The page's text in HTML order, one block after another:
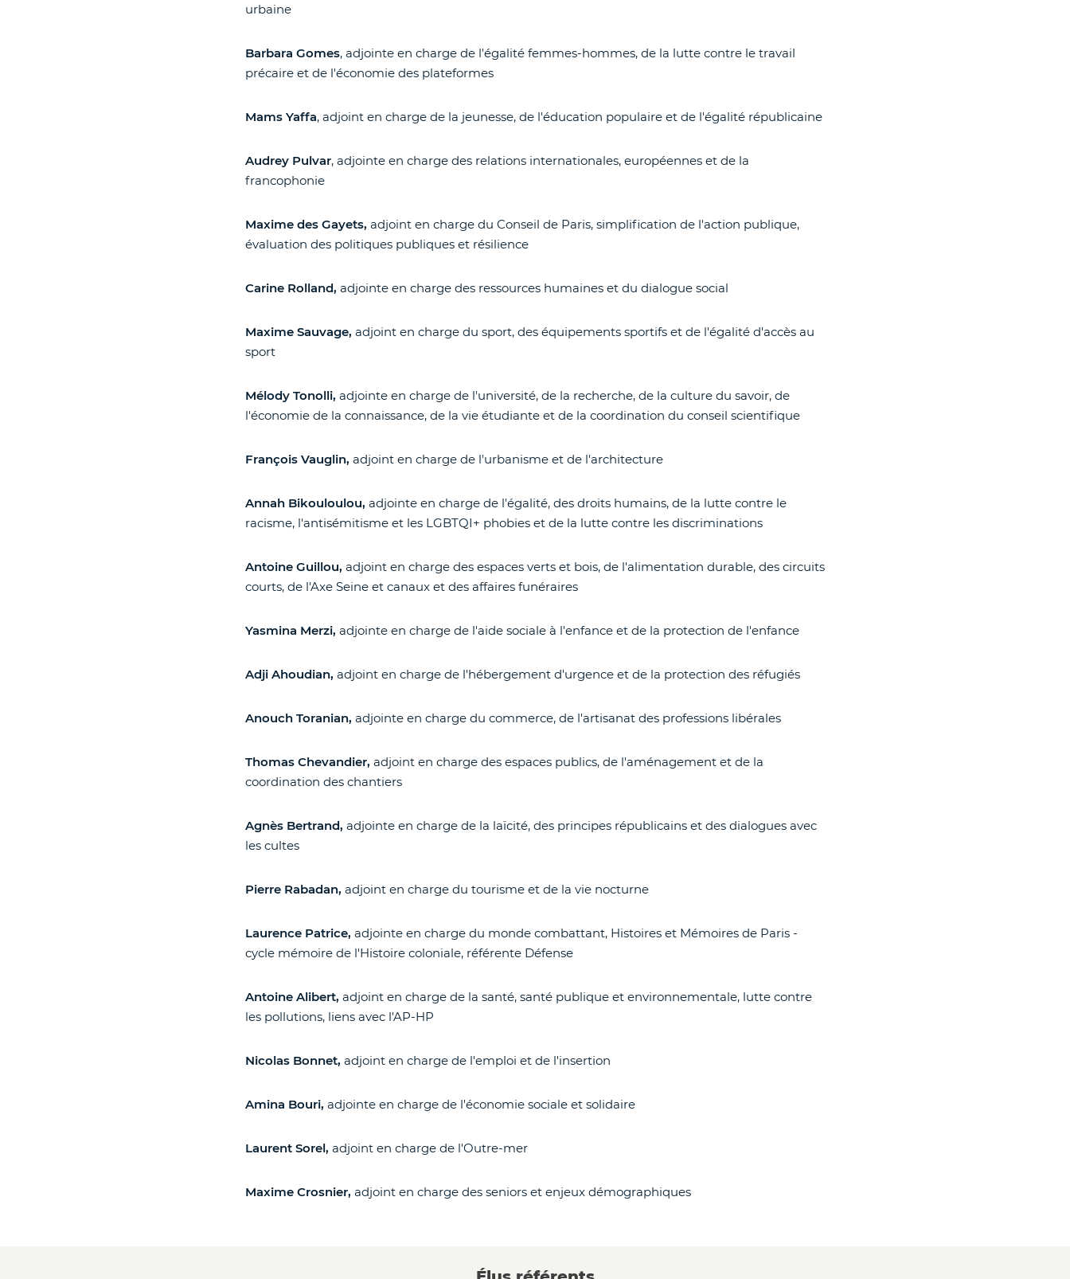
urbaine
Barbara Gomes, adjointe en charge de l'égalité femmes-hommes, de la lutte contre le travail
précaire et de l'économie des plateformes
Mams Yaffa, adjoint en charge de la jeunesse, de l'éducation populaire et de l'égalité républicaine
Audrey Pulvar, adjointe en charge des relations internationales, européennes et de la
francophonie
Maxime des Gayets, adjoint en charge du Conseil de Paris, simplification de l'action publique,
évaluation des politiques publiques et résilience
Carine Rolland, adjointe en charge des ressources humaines et du dialogue social
Maxime Sauvage, adjoint en charge du sport, des équipements sportifs et de l'égalité d'accès au
sport
Mélody Tonolli, adjointe en charge de l'université, de la recherche, de la culture du savoir, de
l'économie de la connaissance, de la vie étudiante et de la coordination du conseil scientifique
François Vauglin, adjoint en charge de l'urbanisme et de l'architecture
Annah Bikouloulou, adjointe en charge de l'égalité, des droits humains, de la lutte contre le
racisme, l'antisémitisme et les LGBTQI+ phobies et de la lutte contre les discriminations
Antoine Guillou, adjoint en charge des espaces verts et bois, de l'alimentation durable, des circuits
courts, de l'Axe Seine et canaux et des affaires funéraires
Yasmina Merzi, adjointe en charge de l'aide sociale à l'enfance et de la protection de l'enfance
Adji Ahoudian, adjoint en charge de l'hébergement d'urgence et de la protection des réfugiés
Anouch Toranian, adjointe en charge du commerce, de l'artisanat des professions libérales
Thomas Chevandier, adjoint en charge des espaces publics, de l'aménagement et de la
coordination des chantiers
Agnès Bertrand, adjointe en charge de la laïcité, des principes républicains et des dialogues avec
les cultes
Pierre Rabadan, adjoint en charge du tourisme et de la vie nocturne
Laurence Patrice, adjointe en charge du monde combattant, Histoires et Mémoires de Paris -
cycle mémoire de l'Histoire coloniale, référente Défense
Antoine Alibert, adjoint en charge de la santé, santé publique et environnementale, lutte contre
les pollutions, liens avec l'AP-HP
Nicolas Bonnet, adjoint en charge de l'emploi et de l'insertion
Amina Bouri, adjointe en charge de l'économie sociale et solidaire
Laurent Sorel, adjoint en charge de l'Outre-mer
Maxime Crosnier, adjoint en charge des seniors et enjeux démographiques